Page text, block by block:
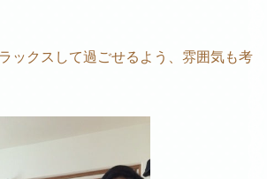
ックスして過ごせるよう、雰囲気も考